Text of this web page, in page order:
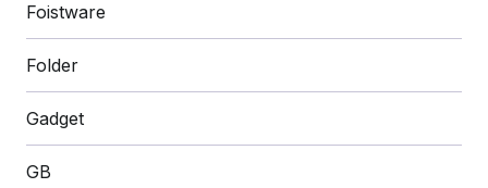
Foistware
Folder
Gadget
GB